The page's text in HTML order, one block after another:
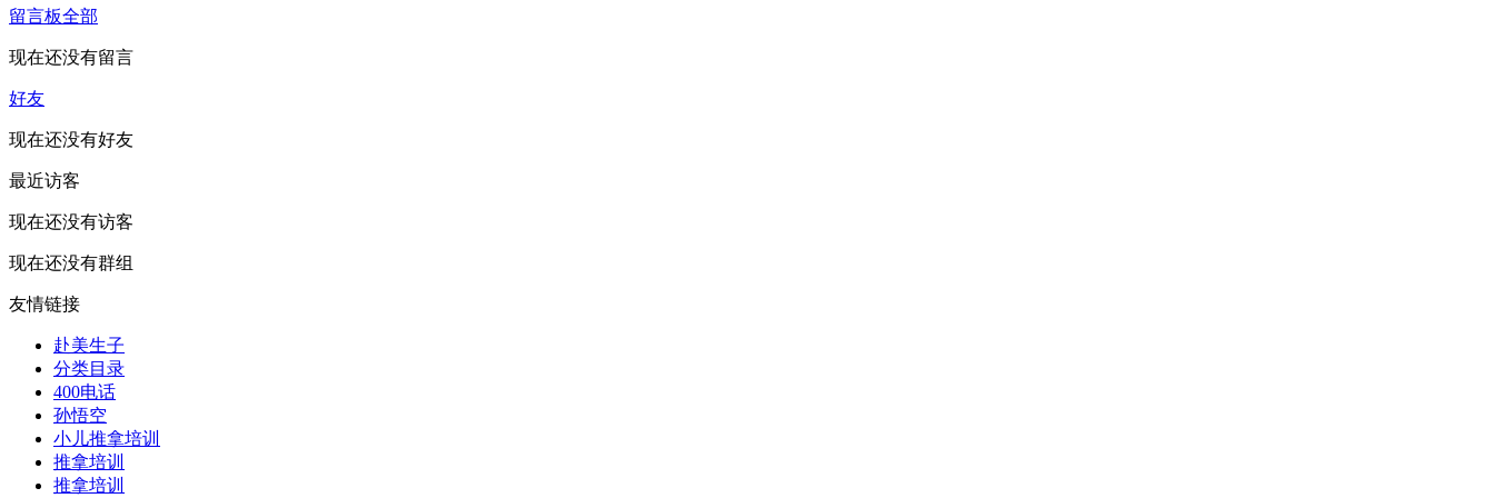
留言板全部
现在还没有留言
好友
现在还没有好友
最近访客
现在还没有访客
现在还没有群组
友情链接
赴美生子
分类目录
400电话
孙悟空
小儿推拿培训
推拿培训
推拿培训